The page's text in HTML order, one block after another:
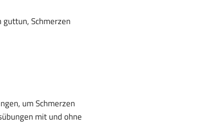
Schmerzen
um Schmerzen
mit und ohne